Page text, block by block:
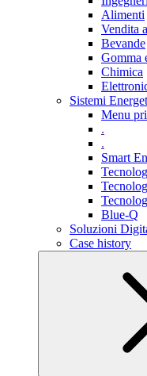
Alimenti
Vendita
Bevande
Gomma
Chimica
Sistemi
Menu
.
.
Smart
Blue-Q
Soluzioni
Case history